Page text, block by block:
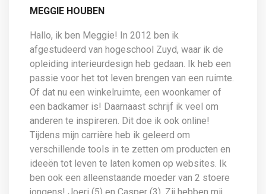
MEGGIE HOUBEN
Hallo, ik ben Meggie! In 2012 ben ik
afgestudeerd van hogeschool Zuyd, waar ik de
opleiding interieurdesign heb gedaan. Ik heb een
passie voor het tot leven brengen van een ruimte.
Of dat nu een winkelruimte, een woonkamer of
een badkamer is! Daarnaast schrijf ik veel om
anderen te inspireren. Dit doe ik ook online!
Tijdens mijn carrière heb ik geleerd om
verschillende tools in te zetten om producten en
ideeën tot leven te laten komen op websites. Ik
ben ook een alleenstaande moeder van 2 stoere